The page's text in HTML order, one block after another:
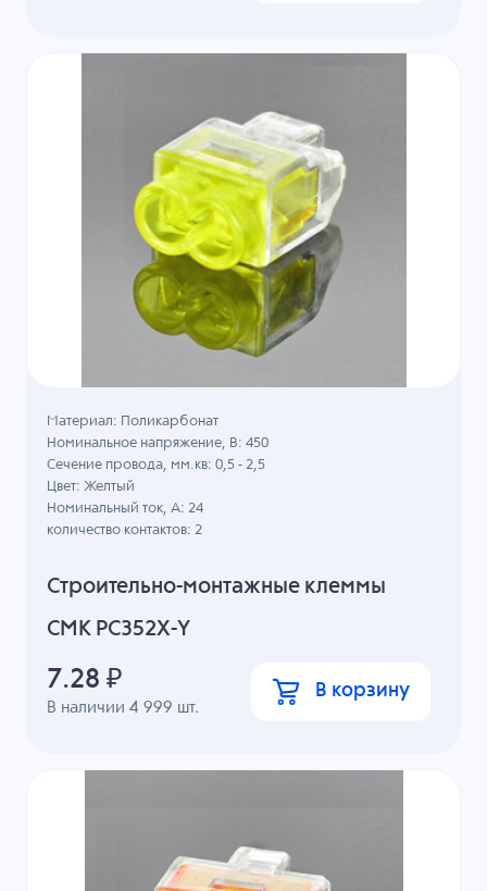
Строительно-монтажные клеммы
СМК PC352X-Y
В наличии4 999 шт.
Материал: Поликарбонат
Номинальное напряжение, B: 450
Сечение провода, мм.кв: 0,5 - 2,5
Цвет: Желтый
Номинальный ток, А: 24
количество контактов: 2
7.28 ₽ В корзину